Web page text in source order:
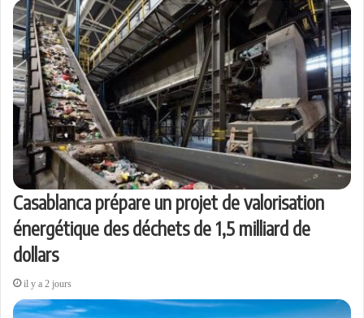
Casablanca prépare un projet de valorisation
énergétique des déchets de 1,5 milliard de
dollars
il y a 2 jours